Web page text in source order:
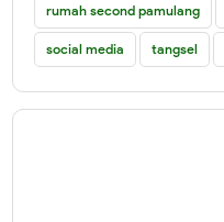
rumah second pamulang
social media tangsel